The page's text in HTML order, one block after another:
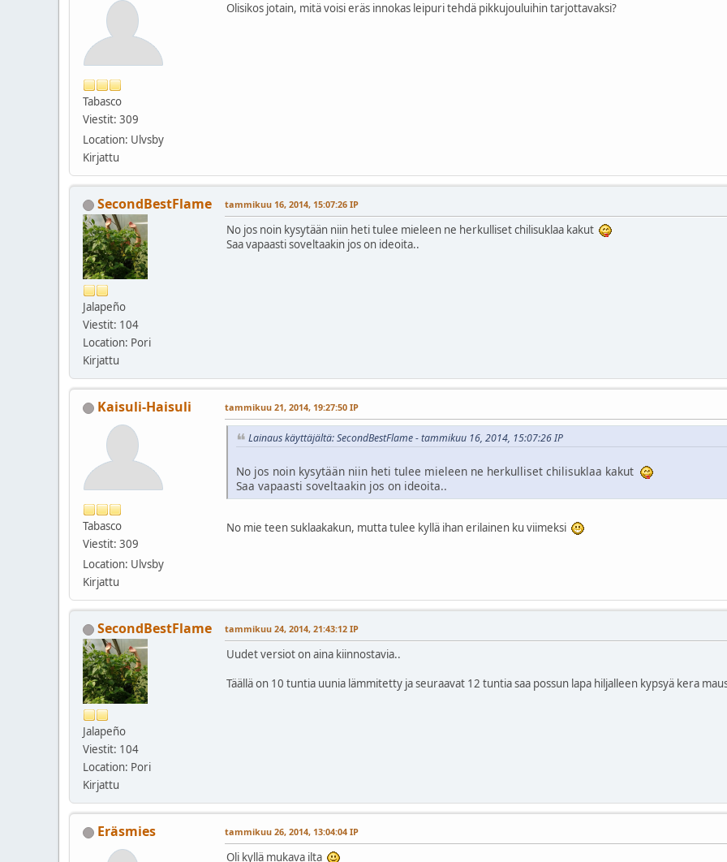
Tabasco
Viestit: 309
Location: Ulvsby
Kirjattu
Olisikos jotain, mitä voisi eräs innokas leipuri tehdä pikkujouluihin tarjottavaksi?
SecondBestFlame
Jalapeño
Viestit: 104
Location: Pori
Kirjattu
tammikuu 16, 2014, 15:07:26 IP
No jos noin kysytään niin heti tulee mieleen ne herkulliset chilisuklaa kakut
Saa vapaasti soveltaakin jos on ideoita..
Kaisuli-Haisuli
Tabasco
Viestit: 309
Location: Ulvsby
Kirjattu
tammikuu 21, 2014, 19:27:50 IP
Lainaus käyttäjältä: SecondBestFlame - tammikuu 16, 2014, 15:07:26 IP
No jos noin kysytään niin heti tulee mieleen ne herkulliset chilisuklaa kakut
Saa vapaasti soveltaakin jos on ideoita..
No mie teen suklaakakun, mutta tulee kyllä ihan erilainen ku viimeksi
SecondBestFlame
Jalapeño
Viestit: 104
Location: Pori
Kirjattu
tammikuu 24, 2014, 21:43:12 IP
Uudet versiot on aina kiinnostavia..
Täällä on 10 tuntia uunia lämmitetty ja seuraavat 12 tuntia saa possun lapa hiljalleen kypsyä kera
Eräsmies tammikuu 26, 2014, 13:04:04 IP
Oli kyllä mukava ilta